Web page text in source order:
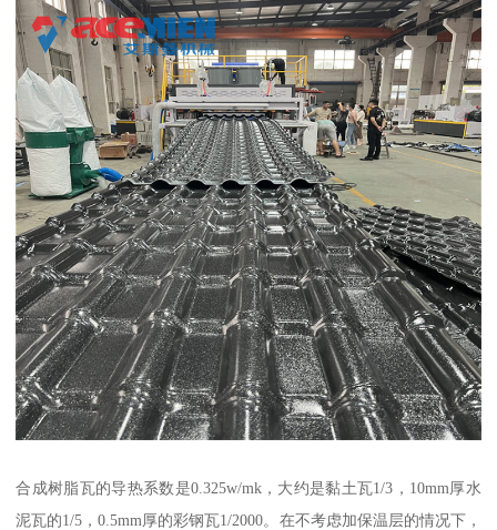
合成树脂瓦的导热系数是0.325w/mk，大约是黏土瓦1/3，10mm厚水
泥瓦的1/5，0.5mm厚的彩钢瓦1/2000。在不考虑加保温层的情况下，